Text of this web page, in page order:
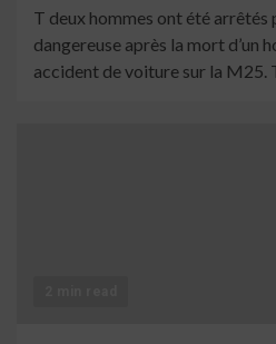
T deux hommes ont été arrêtés
dangereuse après la mort d’un
accident de voiture sur la M25.